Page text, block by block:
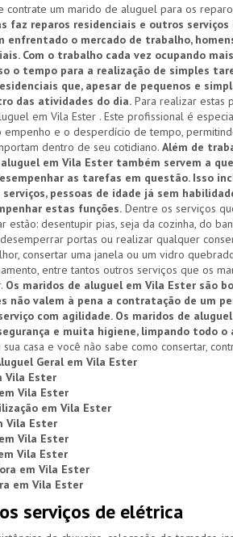
um marido de aluguel para os
faz reparos residenciais e outros serviços
enfrentado o mercado de trabalho,
Com o trabalho cada vez ocupando
o tempo para a realização de simples
que, apesar de pequenos e
das atividades do dia. Para realizar estas
em Vila Ester . Este profissional é
empenho e o desperdício de tempo,
dentro de seu cotidiano. Além de
em Vila Ester também servem a
as tarefas em questão. Isso
pessoas de idade já sem
estas funções. Dentre os serviços
estão: desentupir pias, seja da cozinha, do
portas ou realizar qualquer
consertar uma janela ou um vidro
entre tantos outros serviços que os
Os maridos de aluguel em Vila Ester são
não valem à pena a contratação de um
com agilidade. Os maridos de
e muita higiene, limpando todo
casa e você não sabe como consertar,
Geral em Vila Ester
Vila Ester
Vila Ester
em Vila Ester
Vila Ester
Vila Ester
Vila Ester
em Vila Ester
em Vila Ester
serviços de elétrica